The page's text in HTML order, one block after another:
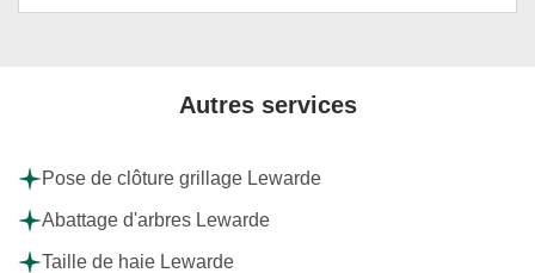
Autres services
Pose de clôture grillage Lewarde
Abattage d'arbres Lewarde
Taille de haie Lewarde